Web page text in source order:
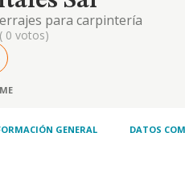
para carpintería
( 0 votos)
GENERAL DATOS